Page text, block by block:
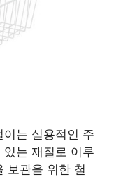
는 실용적인 주
는 재질로 이루
보관을 위한 철